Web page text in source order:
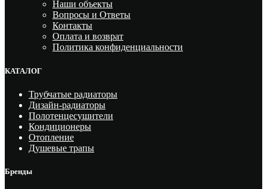
Наши объекты
Вопросы и Ответы
Контакты
Оплата и возврат
Политика конфиденциальности
КАТАЛОГ
Трубчатые радиаторы
Дизайн-радиаторы
Полотенцесушители
Кондиционеры
Отопление
Душевые трапы
Бренды